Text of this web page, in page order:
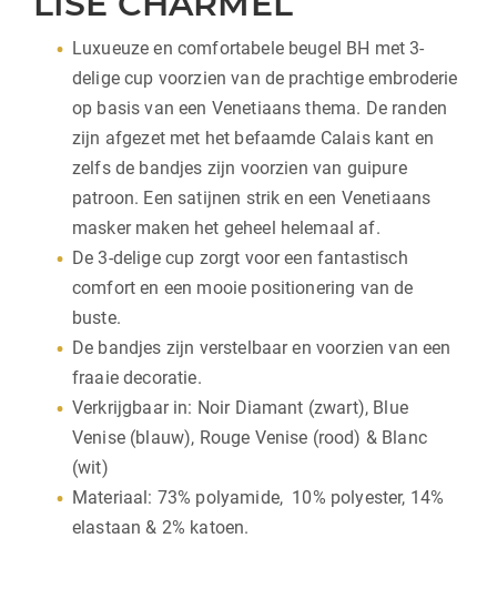
Luxueuze en comfortabele beugel BH met 3-
delige cup voorzien van de prachtige embroderie
op basis van een Venetiaans thema. De randen
zijn afgezet met het befaamde Calais kant en
zelfs de bandjes zijn voorzien van guipure
patroon. Een satijnen strik en een Venetiaans
masker maken het geheel helemaal af.
De 3-delige cup zorgt voor een fantastisch
comfort en een mooie positionering van de
buste.
De bandjes zijn verstelbaar en voorzien van een
fraaie decoratie.
Verkrijgbaar in: Noir Diamant (zwart), Blue
Venise (blauw), Rouge Venise (rood) & Blanc
(wit)
Materiaal: 73% polyamide, 10% polyester, 14%
elastaan & 2% katoen.